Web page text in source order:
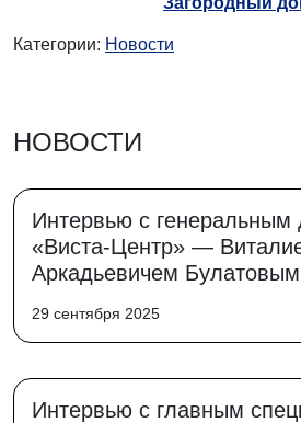
Категории: Новости
НОВОСТИ
Интервью с генеральным
«Виста-Центр» —
Аркадьевичем Булатовым
29 сентября 2025
Интервью с главным